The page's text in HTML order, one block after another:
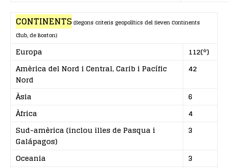
CONTINENTS(Segons criteris geopolítics del Seven Continents
Club, de Boston)
Europa
112(*)
Amèrica del Nord i Central, Carib i Pacífic
Nord
42
Àsia
6
Àfrica
4
Sud-amèrica (inclou illes de Pasqua i
Galápagos)
3
Oceania
3